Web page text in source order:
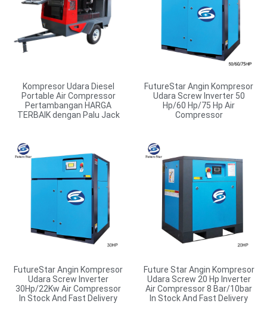
Kompresor Udara Diesel
Portable Air Compressor
Pertambangan HARGA
TERBAIK dengan Palu Jack
FutureStar Angin Kompresor
Udara Screw Inverter 50
Hp/60 Hp/75 Hp Air
Compressor
FutureStar Angin Kompresor
Udara Screw Inverter
30Hp/22Kw Air Compressor
In Stock And Fast Delivery
Future Star Angin Kompresor
Udara Screw 20 Hp Inverter
Air Compressor 8 Bar/10bar
In Stock And Fast Delivery